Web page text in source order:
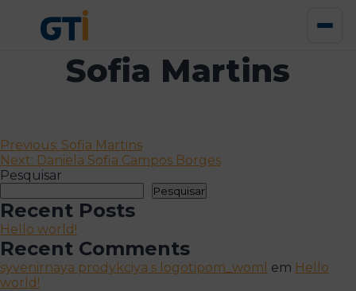
Sofia Martins
Navegação
de
artigos
Previous: Sofia Martins
Next: Daniela Sofia Campos Borges
Pesquisar
Pesquisar
Recent Posts
Hello world!
Recent Comments
syvenirnaya prodykciya s logotipom_woml em Hello
world!